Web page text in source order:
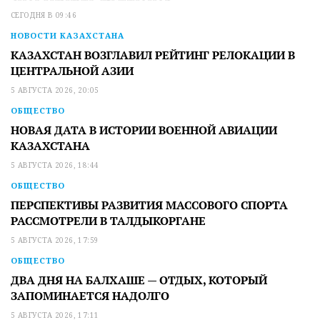
СЕГОДНЯ В 09:46
НОВОСТИ КАЗАХСТАНА
КАЗАХСТАН ВОЗГЛАВИЛ РЕЙТИНГ РЕЛОКАЦИИ В
ЦЕНТРАЛЬНОЙ АЗИИ
5 АВГУСТА 2026, 20:05
ОБЩЕСТВО
НОВАЯ ДАТА В ИСТОРИИ ВОЕННОЙ АВИАЦИИ
КАЗАХСТАНА
5 АВГУСТА 2026, 18:44
ОБЩЕСТВО
ПЕРСПЕКТИВЫ РАЗВИТИЯ МАССОВОГО СПОРТА
РАССМОТРЕЛИ В ТАЛДЫКОРГАНЕ
5 АВГУСТА 2026, 17:59
ОБЩЕСТВО
ДВА ДНЯ НА БАЛХАШЕ — ОТДЫХ, КОТОРЫЙ
ЗАПОМИНАЕТСЯ НАДОЛГО
5 АВГУСТА 2026, 17:11